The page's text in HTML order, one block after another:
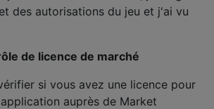
des autorisations du jeu et j'ai vu
de licence de marché
si vous avez une licence pour
auprès de Market